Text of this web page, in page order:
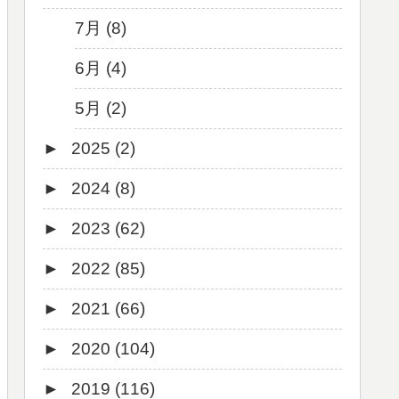
7月 (8)
6月 (4)
5月 (2)
► 2025 (2)
12月 (1)
6月 (1)
► 2024 (8)
8月 (1)
7月 (1)
5月 (2)
4月 (3)
3月 (1)
► 2023 (62)
9月 (1)
8月 (1)
7月 (8)
6月 (5)
► 2022 (85)
12月 (3)
10月 (1)
9月 (4)
► 2021 (66)
12月 (4)
11月 (8)
► 2020 (104)
12月 (7)
► 2019 (116)